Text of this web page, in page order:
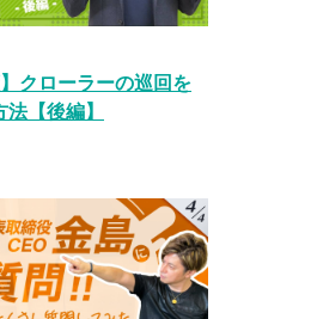
】クローラーの巡回を
【後編】